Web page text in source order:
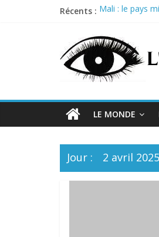
Récents : Mali : le pays
Nigeria :
Guinée :
États-Unis :
LE MONDE
Jour : 2 avril 2025